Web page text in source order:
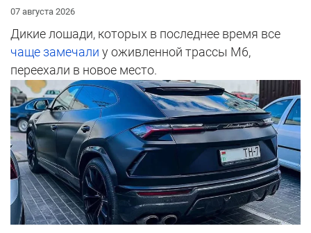
07 августа 2026
Дикие лошади, которых в последнее время все
чаще замечали у оживленной трассы М6,
переехали в новое место.